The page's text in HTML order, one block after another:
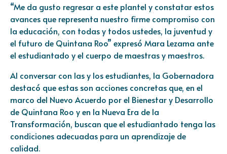
“Me da gusto regresar a este plantel y constatar estos
avances que representa nuestro firme compromiso con
la educación, con todas y todos ustedes, la juventud y
el futuro de Quintana Roo” expresó Mara Lezama ante
el estudiantado y el cuerpo de maestras y maestros.
Al conversar con las y los estudiantes, la Gobernadora
destacó que estas son acciones concretas que, en el
marco del Nuevo Acuerdo por el Bienestar y Desarrollo
de Quintana Roo y en la Nueva Era de la
Transformación, buscan que el estudiantado tenga las
condiciones adecuadas para un aprendizaje de
calidad.